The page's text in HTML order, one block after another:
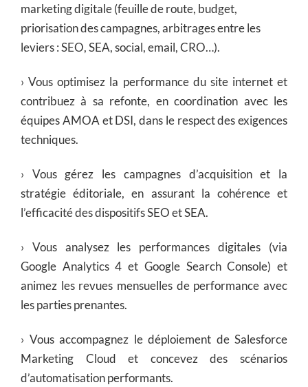
marketing digitale (feuille de route, budget,
priorisation des campagnes, arbitrages entre les
leviers : SEO, SEA, social, email, CRO…).
› Vous optimisez la performance du site internet et
contribuez à sa refonte, en coordination avec les
équipes AMOA et DSI, dans le respect des exigences
techniques.
› Vous gérez les campagnes d’acquisition et la
stratégie éditoriale, en assurant la cohérence et
l’efficacité des dispositifs SEO et SEA.
› Vous analysez les performances digitales (via
Google Analytics 4 et Google Search Console) et
animez les revues mensuelles de performance avec
les parties prenantes.
› Vous accompagnez le déploiement de Salesforce
Marketing Cloud et concevez des scénarios
d’automatisation performants.